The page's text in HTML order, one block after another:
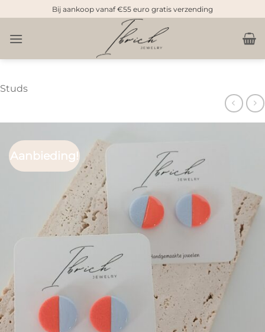
naar
inhoud
Bij aankoop vanaf €55 euro gratis verzending
Studs
Aanbieding!